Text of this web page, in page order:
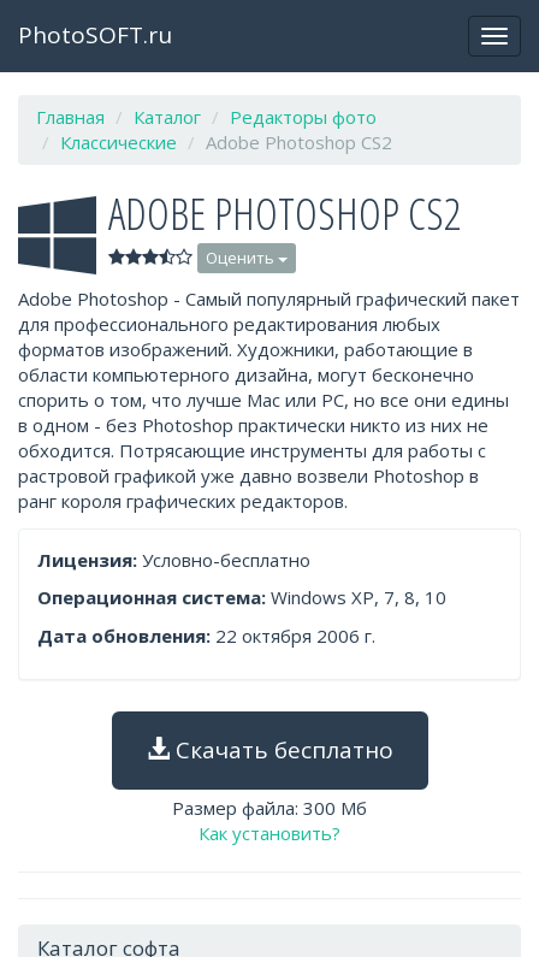
PhotoSOFT.ru
Главная Каталог
Редакторы фото
Классические
Adobe Photoshop CS2
ADOBE PHOTOSHOP CS2
Оценить
Adobe Photoshop - Самый популярный графический пакет
для профессионального редактирования любых
форматов изображений. Художники, работающие в
области компьютерного дизайна, могут бесконечно
спорить о том, что лучше Mac или PC, но все они едины
в одном - без Photoshop практически никто из них не
обходится. Потрясающие инструменты для работы с
растровой графикой уже давно возвели Photoshop в
ранг короля графических редакторов.
Лицензия: Условно-бесплатно
Операционная система: Windows XP, 7, 8, 10
Дата обновления: 22 октября 2006 г.
Скачать бесплатно
Размер файла: 300 Мб
Как установить?
Каталог софта